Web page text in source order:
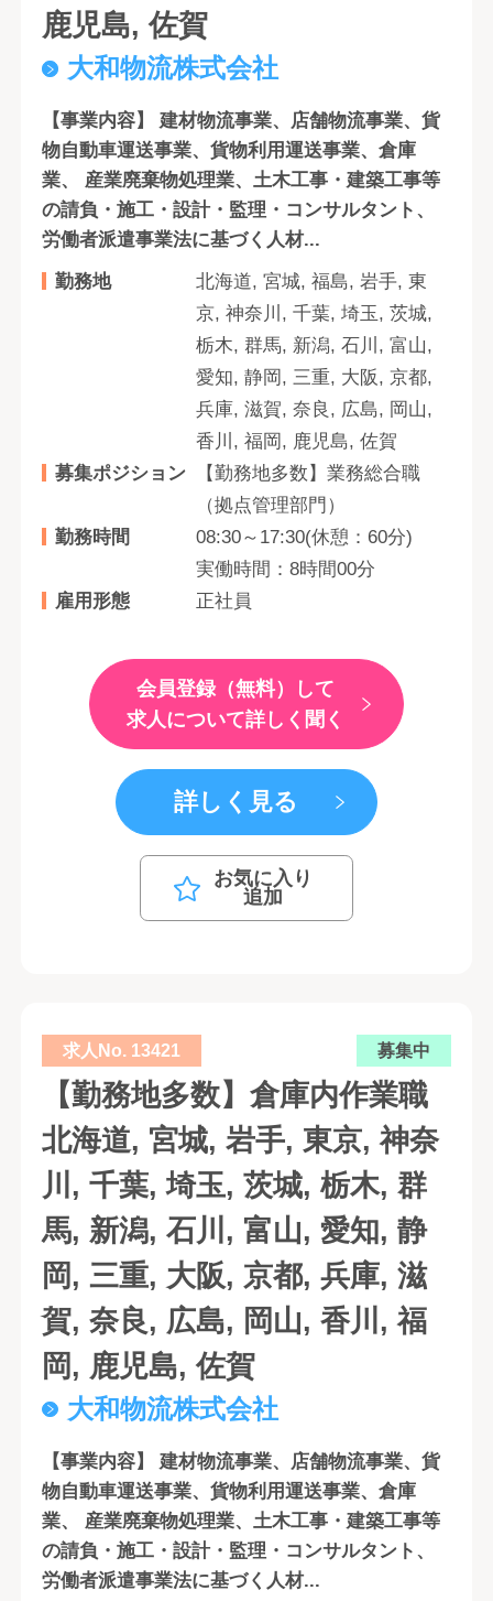
鹿児島, 佐賀
大和物流株式会社
【事業内容】 建材物流事業、店舗物流事業、貨
物自動車運送事業、貨物利用運送事業、倉庫
業、 産業廃棄物処理業、土木工事・建築工事等
の請負・施工・設計・監理・コンサルタント、
労働者派遣事業法に基づく人材...
勤務地
北海道, 宮城, 福島, 岩手, 東
京, 神奈川, 千葉, 埼玉, 茨城,
栃木, 群馬, 新潟, 石川, 富山,
愛知, 静岡, 三重, 大阪, 京都,
兵庫, 滋賀, 奈良, 広島, 岡山,
香川, 福岡, 鹿児島, 佐賀
募集ポジション
【勤務地多数】業務総合職
（拠点管理部門）
勤務時間
08:30～17:30(休憩：60分)
実働時間：8時間00分
雇用形態
正社員
会員登録（無料）して
求人について詳しく聞く
詳しく見る
お気に入り
追加
求人No. 13421 募集中
【勤務地多数】倉庫内作業職
北海道, 宮城, 岩手, 東京, 神奈
川, 千葉, 埼玉, 茨城, 栃木, 群
馬, 新潟, 石川, 富山, 愛知, 静
岡, 三重, 大阪, 京都, 兵庫, 滋
賀, 奈良, 広島, 岡山, 香川, 福
岡, 鹿児島, 佐賀
大和物流株式会社
【事業内容】 建材物流事業、店舗物流事業、貨
物自動車運送事業、貨物利用運送事業、倉庫
業、 産業廃棄物処理業、土木工事・建築工事等
の請負・施工・設計・監理・コンサルタント、
労働者派遣事業法に基づく人材...